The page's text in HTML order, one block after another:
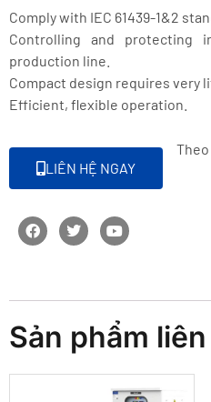
Comply with IEC 61439-1&2
Controlling and protecting
production line.
Compact design requires very
Efficient, flexible operation.
LIÊN HỆ NGAY
Sản phẩm